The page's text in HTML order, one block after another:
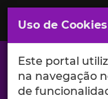
Saltar
para
Conteúdo
Principal
Uso de Cookies
Este portal
na navegação
de